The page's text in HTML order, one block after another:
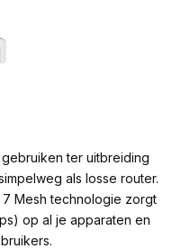
ter uitbreiding
als losse router.
Mesh technologie zorgt
op al je apparaten en